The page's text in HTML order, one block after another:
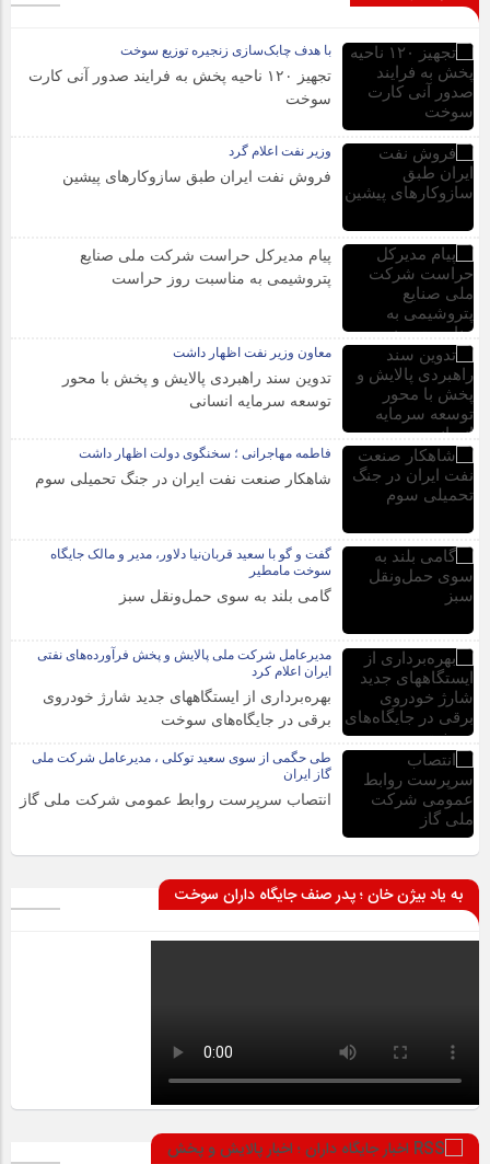
با هدف چابک‌سازی زنجیره توزیع سوخت
تجهیز ۱۲۰ ناحیه پخش به فرایند صدور آنی کارت
سوخت
وزیر نفت اعلام گرد
فروش نفت ایران طبق سازوکارهای پیشین
پیام مدیرکل حراست شرکت ملی صنایع
پتروشیمی به مناسبت روز حراست
معاون وزیر نفت اظهار داشت
تدوین سند راهبردی پالایش و پخش با محور
توسعه سرمایه انسانی
فاطمه مهاجرانی ؛ سخنگوی دولت اظهار داشت
شاهکار صنعت نفت ایران در جنگ تحمیلی سوم
گفت و گو با سعید قربان‌نیا دلاور، مدیر و مالک جایگاه
سوخت مامطیر
گامی بلند به سوی حمل‌ونقل سبز
مدیرعامل شرکت ملی پالایش و پخش فرآورده‌های نفتی
ایران اعلام کرد
بهره‌برداری از ایستگاههای جدید شارژ خودروی
برقی در جایگاه‌های سوخت
طی حگمی از سوی سعید توکلی ، مدیرعامل شرکت ملی
گاز ایران
انتصاب سرپرست روابط عمومی شرکت ملی گاز
به یاد بیژن خان ؛ پدر صنف جایگاه داران سوخت
اخبار جایگاه داران ؛ اخبار پالایش و پخش